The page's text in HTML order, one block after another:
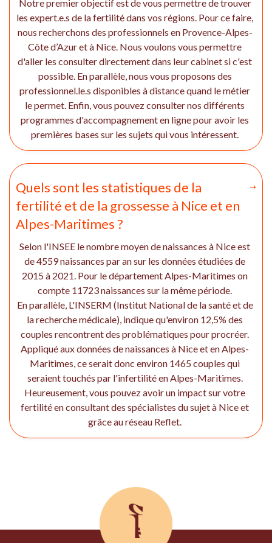
Notre premier objectif est de vous permettre de trouver
les expert.e.s de la fertilité dans vos régions. Pour ce faire,
nous recherchons des professionnels en Provence-Alpes-
Côte d’Azur et à Nice. Nous voulons vous permettre
d'aller les consulter directement dans leur cabinet si c'est
possible. En parallèle, nous vous proposons des
professionnel.le.s disponibles à distance quand le métier
le permet. Enfin, vous pouvez consulter nos différents
programmes d'accompagnement en ligne pour avoir les
premières bases sur les sujets qui vous intéressent.
Quels sont les statistiques de la
fertilité et de la grossesse à Nice et en
Alpes-Maritimes ?
Selon l'INSEE le nombre moyen de naissances à Nice est
de 4559 naissances par an sur les données étudiées de
2015 à 2021. Pour le département Alpes-Maritimes on
compte 11723 naissances sur la même période.
En parallèle, L'INSERM (Institut National de la santé et de
la recherche médicale), indique qu'environ 12,5% des
couples rencontrent des problématiques pour procréer.
Appliqué aux données de naissances à Nice et en Alpes-
Maritimes, ce serait donc environ 1465 couples qui
seraient touchés par l'infertilité en Alpes-Maritimes.
Heureusement, vous pouvez avoir un impact sur votre
fertilité en consultant des spécialistes du sujet à Nice et
grâce au réseau Reflet.